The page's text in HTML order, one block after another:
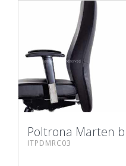
Poltrona Marten
ITPDMRC03